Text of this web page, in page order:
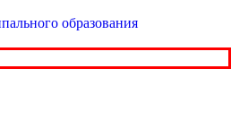
образования